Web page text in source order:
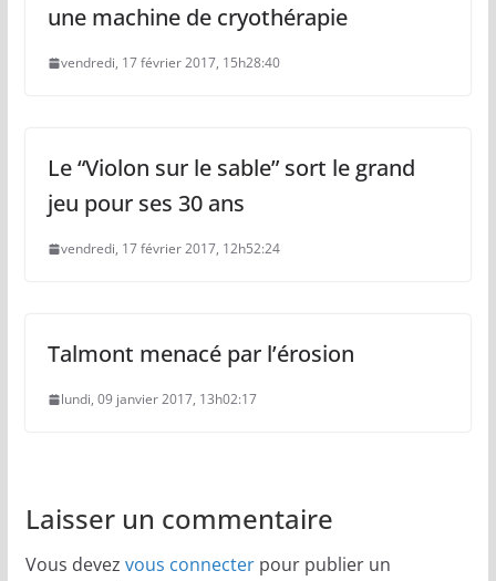
une machine de cryothérapie
vendredi, 17 février 2017, 15h28:40
Le “Violon sur le sable” sort le grand
jeu pour ses 30 ans
vendredi, 17 février 2017, 12h52:24
Talmont menacé par l’érosion
lundi, 09 janvier 2017, 13h02:17
Laisser un commentaire
Vous devez vous connecterpour publier un